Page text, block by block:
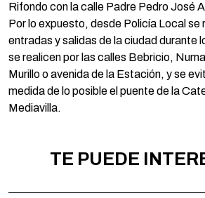
Rifondo con la calle Padre Pedro José
Por lo expuesto, desde Policía Local se
entradas y salidas de la ciudad durante
se realicen por las calles Bebricio,
Murillo o avenida de la Estación, y se
medida de lo posible el puente de la
Mediavilla.
TE PUEDE